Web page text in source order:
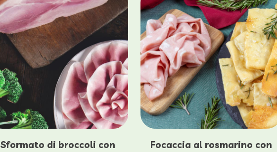
Sformato di broccoli con
Focaccia al rosmarino con